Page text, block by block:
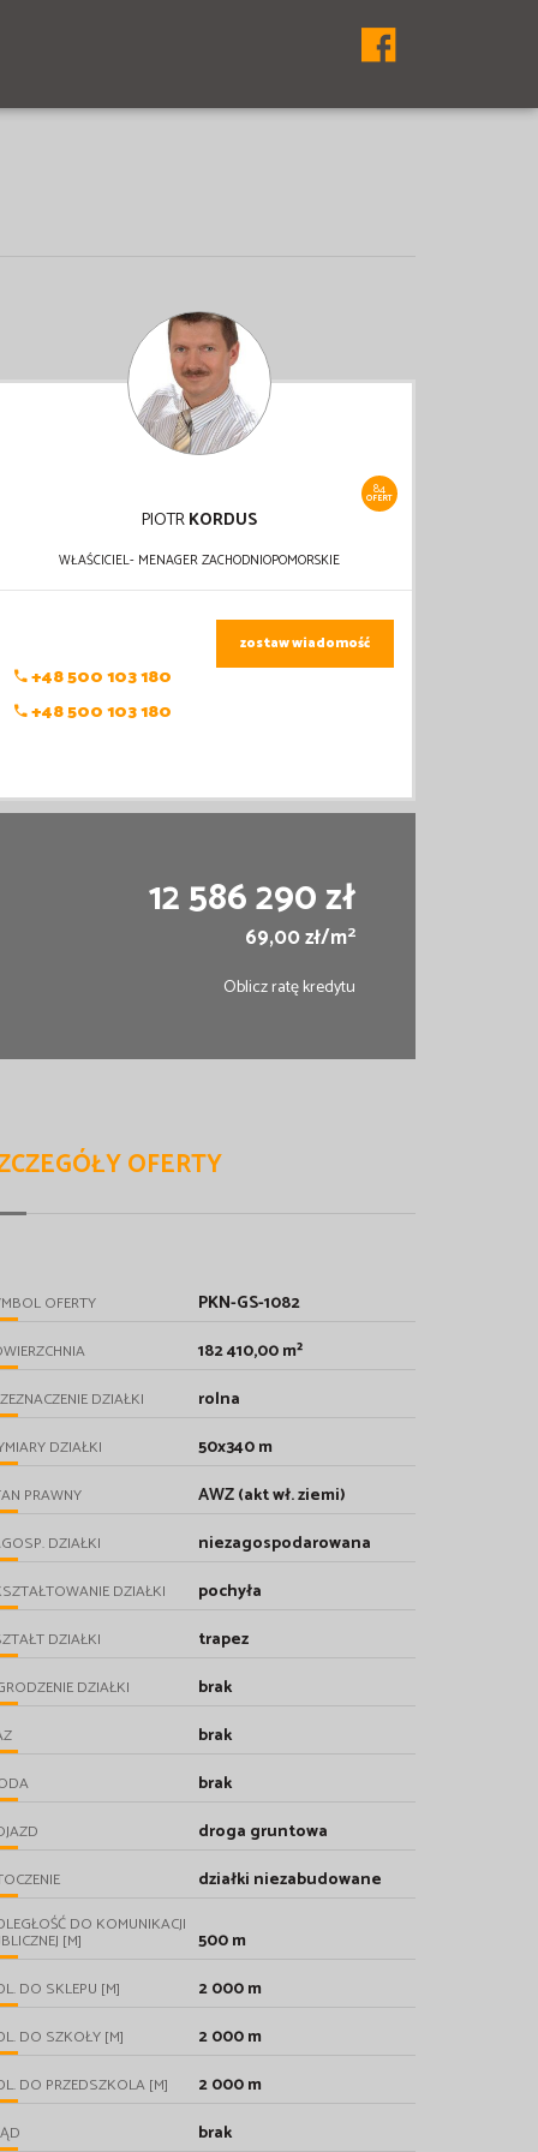
84
OFERT
PIOTRKORDUS
WŁAŚCICIEL- MENAGER ZACHODNIOPOMORSKIE
+48 500 103 180
+48 500 103 180
zostaw wiadomość
12 586 290 zł
69,00 zł/m2
Oblicz ratę kredytu
OFERTY
OFERTY PKN-GS-1082
182 410,00 m²
DZIAŁKI rolna
DZIAŁKI 50x340 m
PRAWNY AWZ (akt wł. ziemi)
DZIAŁKI niezagospodarowana
DZIAŁKI pochyła
DZIAŁKI trapez
DZIAŁKI brak
brak
brak
droga gruntowa
działki niezabudowane
DO KOMUNIKACJI
[M] 500 m
DO SKLEPU [M] 2 000 m
DO SZKOŁY [M] 2 000 m
DO PRZEDSZKOLA [M] 2 000 m
brak